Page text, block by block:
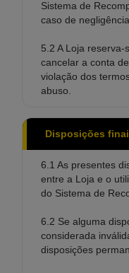
Sistema de
caso de
5.2 A Loja
cancelar a conta
violação dos
abuso.
Disposições
6.1 As presentes
entre a Loja e o
do Sistema de
6.2 Se alguma
considerada
disposições